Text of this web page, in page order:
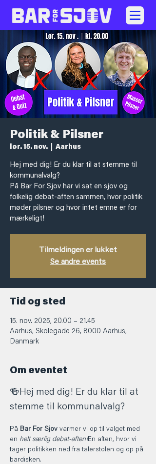
Politik & Pilsner
lør. 15. nov. Aarhus
Hej med dig! Er du klar til at stemme til
kommunalvalg?
På Bar For Sjov har vi sat en sjov og
folkelig debat-aften sammen, hvor politik
møder pilsner og hvor intet emne er for
mærkeligt!
Tilmeldingen er lukket
Se andre events
Tid og sted
15. nov. 2025, 20.00 – 21.45
Aarhus, Skolegade 26, 8000 Aarhus,
Danmark
Om eventet
🍻Hej med dig! Er du klar til at
stemme til kommunalvalg?
På Bar For Sjov varmer vi op til valget med
en helt særlig debat-aften!En aften, hvor vi
tager politikken ned fra talerstolen og op på
bardisken.